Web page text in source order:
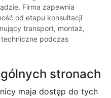
Firma zapewnia
od etapu konsultacji
transport, montaż,
podczas
stronach
maja dostęp do tych